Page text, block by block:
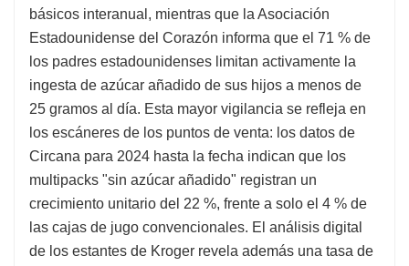
básicos interanual, mientras que la Asociación
Estadounidense del Corazón informa que el 71 % de
los padres estadounidenses limitan activamente la
ingesta de azúcar añadido de sus hijos a menos de
25 gramos al día. Esta mayor vigilancia se refleja en
los escáneres de los puntos de venta: los datos de
Circana para 2024 hasta la fecha indican que los
multipacks "sin azúcar añadido" registran un
crecimiento unitario del 22 %, frente a solo el 4 % de
las cajas de jugo convencionales. El análisis digital
de los estantes de Kroger revela además una tasa de